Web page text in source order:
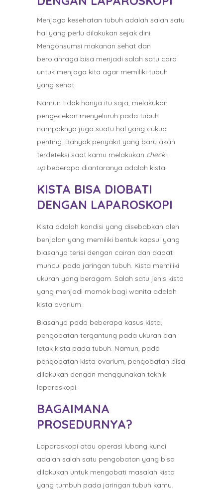
Menjaga kesehatan tubuh adalah salah satu
hal yang perlu dilakukan sejak dini.
Mengonsumsi makanan sehat dan
berolahraga bisa menjadi salah satu cara
untuk menjaga kita agar memiliki tubuh
yang sehat.
Namun tidak hanya itu saja, melakukan
pengecekan menyeluruh pada tubuh
nampaknya juga suatu hal yang cukup
penting. Banyak penyakit yang baru akan
terdeteksi saat kamu melakukan check-
upbeberapa diantaranya adalah kista.
KISTA BISA DIOBATI
DENGAN LAPAROSKOPI
Kista adalah kondisi yang disebabkan oleh
benjolan yang memiliki bentuk kapsul yang
biasanya terisi dengan cairan dan dapat
muncul pada jaringan tubuh. Kista memiliki
ukuran yang beragam. Salah satu jenis kista
yang menjadi momok bagi wanita adalah
kista ovarium.
Biasanya pada beberapa kasus kista,
pengobatan tergantung pada ukuran dan
letak kista pada tubuh. Namun, pada
pengobatan kista ovarium, pengobatan bisa
dilakukan dengan menggunakan teknik
laparoskopi.
BAGAIMANA
PROSEDURNYA?
Laparoskopi atau operasi lubang kunci
adalah salah satu pengobatan yang bisa
dilakukan untuk mengobati masalah kista
yang tumbuh pada jaringan tubuh kamu.